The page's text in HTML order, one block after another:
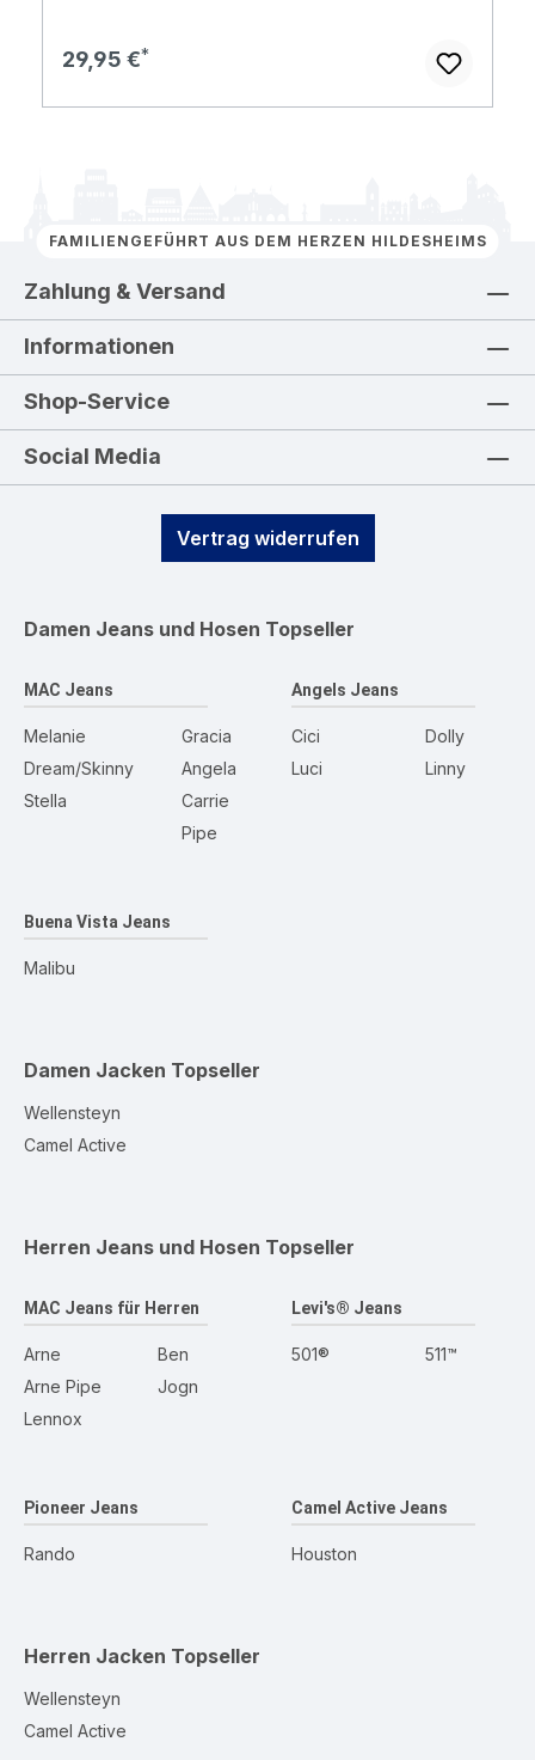
Regulärer Preis:
29,95 €
FAMILIENGEFÜHRT AUS DEM HERZEN HILDESHEIMS
Zahlung & Versand
Informationen
Shop-Service
Social Media
Vertrag widerrufen
Damen Jeans und Hosen Topseller
MAC Jeans
Melanie
Dream/Skinny
Stella
Gracia
Angela
Carrie
Pipe
Angels Jeans
Cici
Luci
Dolly
Linny
Buena Vista Jeans
Malibu
Damen Jacken Topseller
Wellensteyn
Camel Active
Herren Jeans und Hosen Topseller
MAC Jeans für Herren
Arne
Arne Pipe
Lennox
Ben
Jogn
Levi's® Jeans
501® 511™
Pioneer Jeans
Rando
Camel Active Jeans
Houston
Herren Jacken Topseller
Wellensteyn
Camel Active